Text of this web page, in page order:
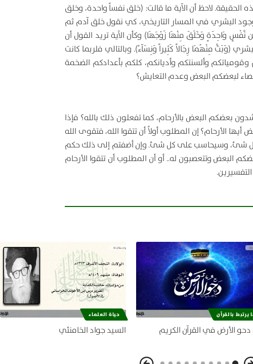
الحقيقة. لاحظ أن الآية ما قالت: (خلق نفساً واحدة، وخلق
البشري في المسار التاريخي، كي نقول خلق آدم ثم
وَاحِدَةٍ وَخَلَقَ مِنْهَا زَوْجَهَا) وكأن الآية تريد القول أن
(وَبَثَّ مِنْهُمَا رِجَالاً كَثِيراً وَنِسَآءً). وبالتالي فلربما كانت
وقومياتكم وألسنتكم وأديانكم، كلكم بأعدادكم الضخمة
لبعضكم البعض وعدم التعايش؟
بعضكم البعض بالأرحام، كما تفعلون ذلك بالله؟ فإذا
الأرحام؟ إن المطلوب أولاً أن تتقوا الله، فتقوى الله
كل شئ، وسيحاسب على كل شئ. وإن أضفتم إلى ذلك حكم
البعض وتتعصبون له.. أو أن المطلوب أن تتقوا الأرحام
يرتبط بالقرآن
دحو الأرض في القرآن الكريم
حياة العلماء
السيد جواد الخامنئي